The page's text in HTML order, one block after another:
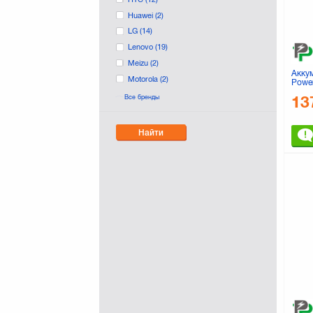
Huawei(2)
LG(14)
Lenovo(19)
Meizu(2)
Motorola(2)
Nokia(33)
PowerPlant(158)
SONY(2)
Все бренды
Найти